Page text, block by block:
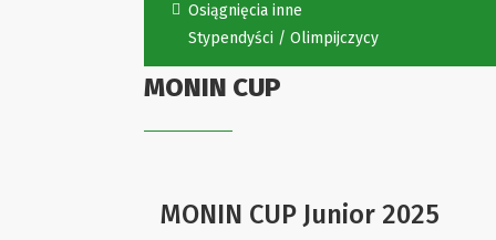
Osiągnięcia inne
Stypendyści / Olimpijczycy
MONIN CUP
MONIN CUP Junior 2025